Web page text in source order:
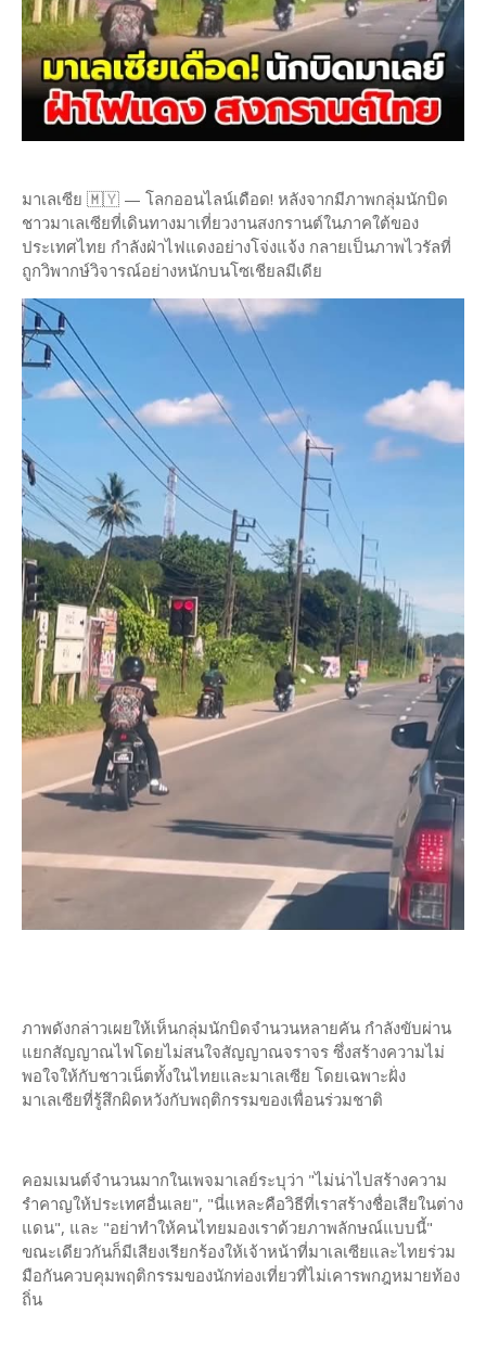
มาเลเซีย 🇲🇾 — โลกออนไลน์เดือด! หลังจากมีภาพกลุ่มนักบิด
ชาวมาเลเซียที่เดินทางมาเที่ยวงานสงกรานต์ในภาคใต้ของ
ประเทศไทย กำลังฝ่าไฟแดงอย่างโจ่งแจ้ง กลายเป็นภาพไวรัลที่
ถูกวิพากษ์วิจารณ์อย่างหนักบนโซเชียลมีเดีย
ภาพดังกล่าวเผยให้เห็นกลุ่มนักบิดจำนวนหลายคัน กำลังขับผ่าน
แยกสัญญาณไฟโดยไม่สนใจสัญญาณจราจร ซึ่งสร้างความไม่
พอใจให้กับชาวเน็ตทั้งในไทยและมาเลเซีย โดยเฉพาะฝั่ง
มาเลเซียที่รู้สึกผิดหวังกับพฤติกรรมของเพื่อนร่วมชาติ
คอมเมนต์จำนวนมากในเพจมาเลย์ระบุว่า "ไม่น่าไปสร้างความ
รำคาญให้ประเทศอื่นเลย", "นี่แหละคือวิธีที่เราสร้างชื่อเสียในต่าง
แดน", และ "อย่าทำให้คนไทยมองเราด้วยภาพลักษณ์แบบนี้"
ขณะเดียวกันก็มีเสียงเรียกร้องให้เจ้าหน้าที่มาเลเซียและไทยร่วม
มือกันควบคุมพฤติกรรมของนักท่องเที่ยวที่ไม่เคารพกฎหมายท้อง
ถิ่น